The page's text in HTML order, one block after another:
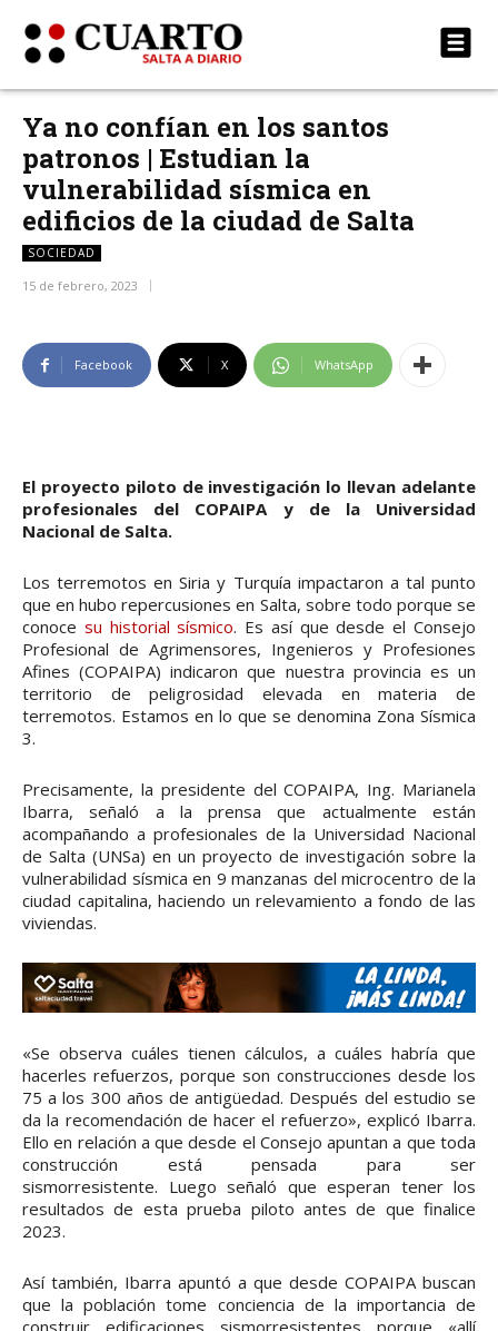
Ya no confían en los santos
patronos | Estudian la
vulnerabilidad sísmica en
edificios de la ciudad de Salta
SOCIEDAD
15 de febrero, 2023
Facebook X WhatsApp
El proyecto piloto de investigación lo llevan adelante
profesionales del COPAIPA y de la Universidad
Nacional de Salta.
Los terremotos en Siria y Turquía impactaron a tal punto
que en hubo repercusiones en Salta, sobre todo porque se
conoce su historial sísmico. Es así que desde el Consejo
Profesional de Agrimensores, Ingenieros y Profesiones
Afines (COPAIPA) indicaron que nuestra provincia es un
territorio de peligrosidad elevada en materia de
terremotos. Estamos en lo que se denomina Zona Sísmica
3.
Precisamente, la presidente del COPAIPA, Ing. Marianela
Ibarra, señaló a la prensa que actualmente están
acompañando a profesionales de la Universidad Nacional
de Salta (UNSa) en un proyecto de investigación sobre la
vulnerabilidad sísmica en 9 manzanas del microcentro de la
ciudad capitalina, haciendo un relevamiento a fondo de las
viviendas.
«Se observa cuáles tienen cálculos, a cuáles habría que
hacerles refuerzos, porque son construcciones desde los
75 a los 300 años de antigüedad. Después del estudio se
da la recomendación de hacer el refuerzo», explicó Ibarra.
Ello en relación a que desde el Consejo apuntan a que toda
construcción está pensada para ser
sismorresistente. Luego señaló que esperan tener los
resultados de esta prueba piloto antes de que finalice
2023.
Así también, Ibarra apuntó a que desde COPAIPA buscan
que la población tome conciencia de la importancia de